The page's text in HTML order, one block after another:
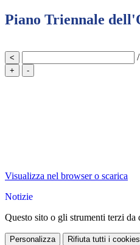
Piano Triennale
< /
+
-
Visualizza nel browser o scarica
Notizie
Questo sito o gli strumenti terzi
Personalizza Rifiuta tutti i cookies